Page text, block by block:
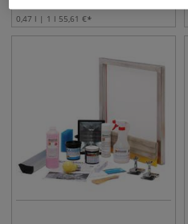
0,47 l | 1 l 55,61 €